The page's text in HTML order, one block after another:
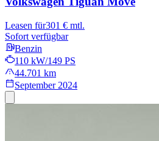
Leasen für301 € mtl.
Sofort verfügbar
Benzin
110 kW/149 PS
44.701 km
September 2024